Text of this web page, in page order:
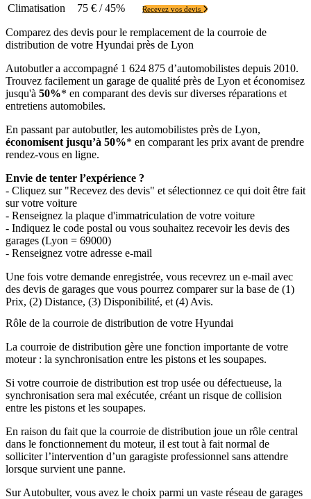
Climatisation 75 € / 45% Recevez vos devis
Comparez des devis pour le remplacement de la courroie de
distribution de votre Hyundai près de Lyon
Autobutler a accompagné 1 624 875 d’automobilistes depuis 2010.
Trouvez facilement un garage de qualité près de Lyon et économisez
jusqu'à 50%* en comparant des devis sur diverses réparations et
entretiens automobiles.
En passant par autobutler, les automobilistes près de Lyon,
économisent jusqu’à 50%* en comparant les prix avant de prendre
rendez-vous en ligne.
Envie de tenter l’expérience ?
- Cliquez sur "Recevez des devis" et sélectionnez ce qui doit être fait
sur votre voiture
- Renseignez la plaque d'immatriculation de votre voiture
- Indiquez le code postal ou vous souhaitez recevoir les devis des
garages (Lyon = 69000)
- Renseignez votre adresse e-mail
Une fois votre demande enregistrée, vous recevrez un e-mail avec
des devis de garages que vous pourrez comparer sur la base de (1)
Prix, (2) Distance, (3) Disponibilité, et (4) Avis.
Rôle de la courroie de distribution de votre Hyundai
La courroie de distribution gère une fonction importante de votre
moteur : la synchronisation entre les pistons et les soupapes.
Si votre courroie de distribution est trop usée ou défectueuse, la
synchronisation sera mal exécutée, créant un risque de collision
entre les pistons et les soupapes.
En raison du fait que la courroie de distribution joue un rôle central
dans le fonctionnement du moteur, il est tout à fait normal de
solliciter l’intervention d’un garagiste professionnel sans attendre
lorsque survient une panne.
Sur Autobulter, vous avez le choix parmi un vaste réseau de garages